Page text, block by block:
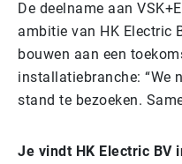
De deelname aan
ambitie van HK Electric
bouwen aan een
installatiebranche: “We
stand te bezoeken.
Je vindt HK Electric BV